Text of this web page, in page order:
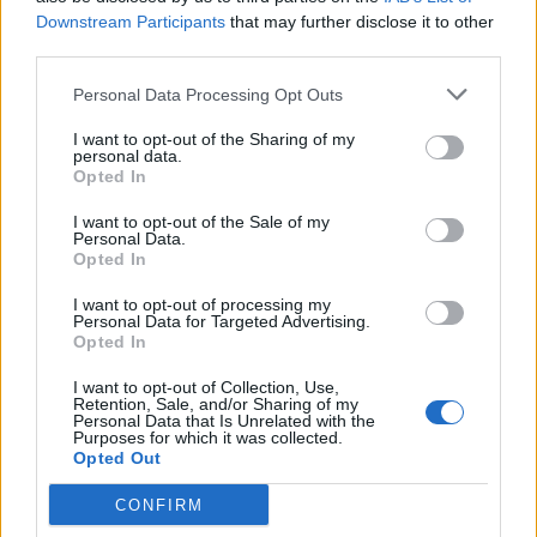
Downstream Participants that may further disclose it to other
Personal Data Processing Opt Outs
I want to opt-out of the Sharing of my
personal data.
Opted In
I want to opt-out of the Sale of my
Personal Data.
Opted In
I want to opt-out of processing my
Personal Data for Targeted Advertising.
Opted In
I want to opt-out of Collection, Use,
Retention, Sale, and/or Sharing of my
Personal Data that Is Unrelated with the
Purposes for which it was collected.
Opted Out
CONFIRM
Zjarri masiv në Malin e
Krujës vihet nën kontroll/
vatër aktive
Pasojat që la pas zjarri i
madh në Krujë, banorët
tregojnë momentet e
tmerrit: Flakët i kemi
mbajtur vetë nën kontroll,
vatrat e vogla (VIDEO)
Përshkallëzimi rajonal
rikthen Jemenin në fokus,
sulmet e Huthive shtojnë
rrezikun e zgjerimit të
Vrasja e 20-vjeçarit në
e autorit, shkak ngacmimi
i të dashurës nga viktima